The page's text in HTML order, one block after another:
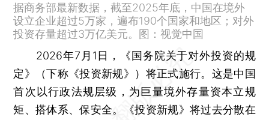
据商务部最新数据，截至2025年底，中国在境外
设立企业超过5万家，遍布190个国家和地区；对外
投资存量超过3万亿美元。图：视觉中国
2026年7月1日，《国务院关于对外投资的规
定》（下称《投资新规》）将正式施行。这是中国
首次以行政法规层级，为巨量境外存量资本立规
矩、搭体系、保安全。《投资新规》将过去分散在